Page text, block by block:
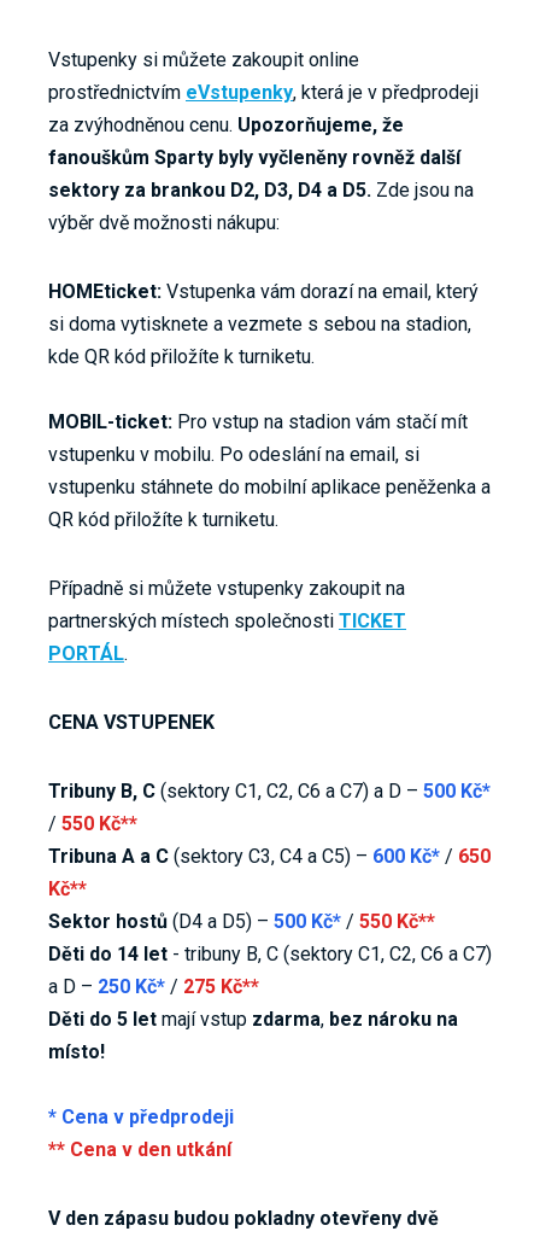
Vstupenky si můžete zakoupit online
prostřednictvím eVstupenky, která je v předprodeji
za zvýhodněnou cenu. Upozorňujeme, že
fanouškům Sparty byly vyčleněny rovněž další
sektory za brankou D2, D3, D4 a D5. Zde jsou na
výběr dvě možnosti nákupu:
HOMEticket: Vstupenka vám dorazí na email, který
si doma vytisknete a vezmete s sebou na stadion,
kde QR kód přiložíte k turniketu.
MOBIL-ticket: Pro vstup na stadion vám stačí mít
vstupenku v mobilu. Po odeslání na email, si
vstupenku stáhnete do mobilní aplikace peněženka a
QR kód přiložíte k turniketu.
Případně si můžete vstupenky zakoupit na
partnerských místech společnosti TICKET
PORTÁL.
CENA VSTUPENEK
Tribuny B, C (sektory C1, C2, C6 a C7) a D – 500 Kč*
/ 550 Kč**
Tribuna A a C (sektory C3, C4 a C5) – 600 Kč* / 650
Kč**
Sektor hostů (D4 a D5) – 500 Kč* / 550 Kč**
Děti do 14 let - tribuny B, C (sektory C1, C2, C6 a C7)
a D – 250 Kč* / 275 Kč**
Děti do 5 let mají vstup zdarma, bez nároku na
místo!
* Cena v předprodeji
** Cena v den utkání
V den zápasu budou pokladny otevřeny dvě